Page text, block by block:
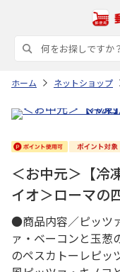
ホーム ネットショップ
＜お中元＞【冷
イオ＞ローマの
●商品内容／ピッツ
ァ・ベーコンと玉葱
のペスカトーレピッ